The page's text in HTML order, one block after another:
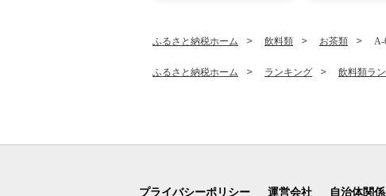
ふるさと納税ホーム 飲料類 お茶類 A-
ふるさと納税ホーム ランキング 飲料類ラ
プライバシーポリシー 運営会社 自治体関